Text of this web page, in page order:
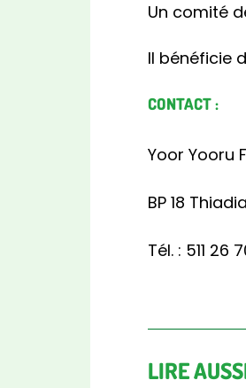
Un comité
Il bénéficie
CONTACT :
Yoor Yooru
BP 18
Tél. : 511 26
LIRE